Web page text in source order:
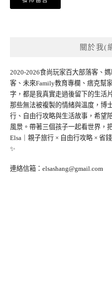
關於我(
2020-2026食尚玩家百大部落客、
客、未來Family教育專欄、痞克幫
字，都是我真實走過後留下的生活
那些無法被複製的情緒與溫度，博
行、自由行攻略與生活故事，希望
風景。帶著三個孩子一起看世界，
Elsa｜親子旅行 × 自由行攻略 × 省
✨
連絡信箱： elsashang@gmail.com